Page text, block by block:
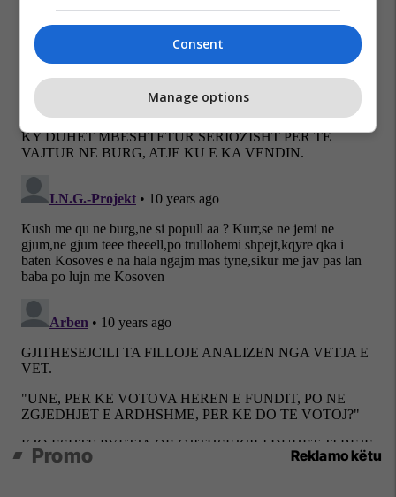
Promo Reklamo këtu
Consent
Manage options